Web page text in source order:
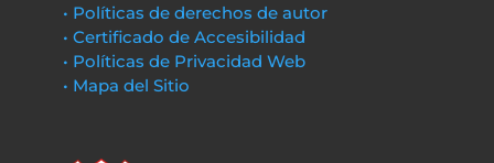
• Políticas de derechos de autor
• Certificado de Accesibilidad
• Políticas de Privacidad Web
• Mapa del Sitio